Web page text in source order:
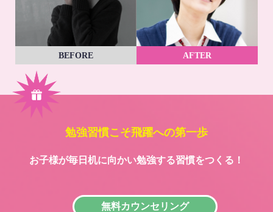
BEFORE AFTER
勉強習慣こそ飛躍への第一歩
お子様が毎日机に向かい勉強する習慣をつくる！
無料カウンセリング